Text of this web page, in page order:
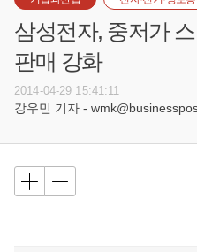
삼성전자, 중저가
판매 강화
2014-04-29 15:41:11
강우민 기자 -